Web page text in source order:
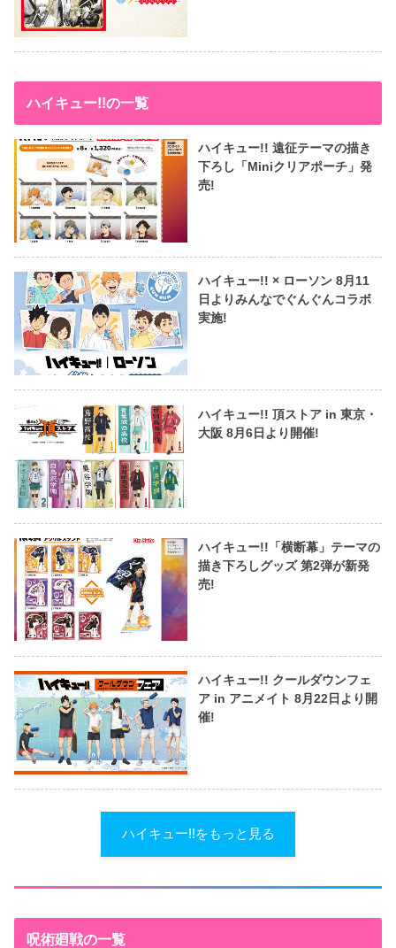
ハイキュー!!の一覧
ハイキュー!! 遠征テーマの描き
下ろし「Miniクリアポーチ」発
売!
ハイキュー!! × ローソン 8月11
日よりみんなでぐんぐんコラボ
実施!
ハイキュー!! 頂ストア in 東京・
大阪 8月6日より開催!
ハイキュー!!「横断幕」テーマの
描き下ろしグッズ 第2弾が新発
売!
ハイキュー!! クールダウンフェ
ア in アニメイト 8月22日より開
催!
ハイキュー!!をもっと見る
呪術廻戦の一覧